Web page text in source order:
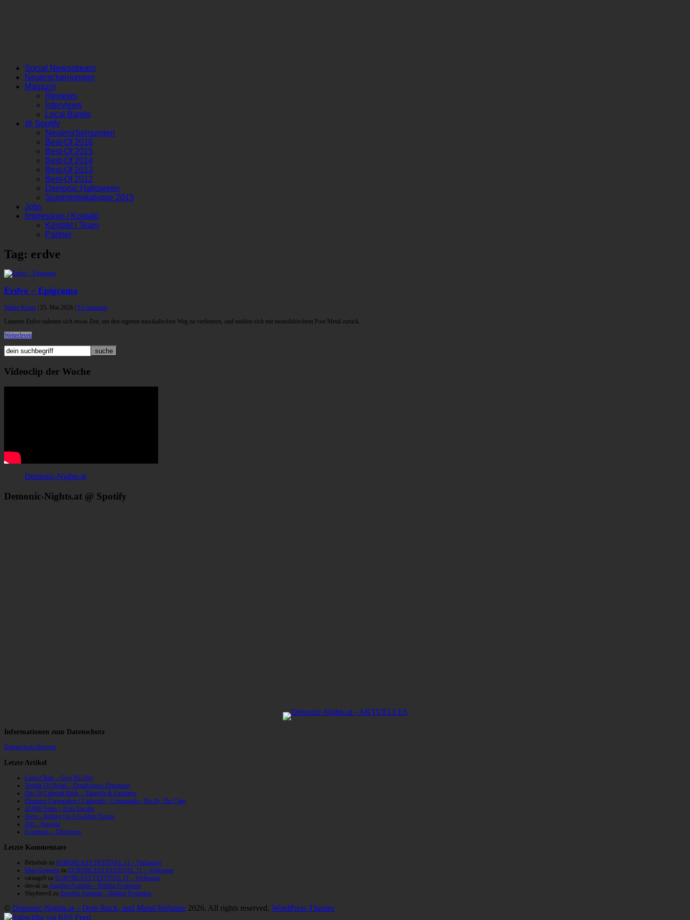
Social Newsstream
Neuerscheinungen
Magazin
Reviews
Interviews
Local Bands
@ Spotify
Neuerscheinungen
Best-Of 2016
Best-Of 2015
Best-Of 2014
Best-Of 2013
Best-Of 2012
Demonic Halloween
Summerpokalypse 2015
Jobs
Impressum / Kontakt
Kontakt / Team
Partner
Tag: erdve
Erdve – Epigrama
Walter Kraus 25. Mai 2026 0 Comments
Litauens Erdve nahmen sich etwas Zeit, um den eigenen musikalischen Weg zu verfeinern, und melden sich mit monolithischem Post Metal zurück.
Weiterlesen
Videoclip der Woche
Demonic-Nights.at
Demonic-Nights.at @ Spotify
Informationen zum Datenschutz
Datenschutz-Hinweis
Letzte Artikel
Cancer Bats – Give Me Dirt
Temple Of Dread – Dreadspawn Dominion
Din Of Celestial Birds – Takeoffs & Landings
Phantom Corporation / Catbreath – Commando / Die By The Claw
10,000 Years – Esox Lucifer
Zerre – Rotting On A Golden Throne
Allt – Ataraxia
Knumears – Directions
Letzte Kommentare
Belzebub zu EUROBLAST FESTIVAL 11 – Verlosung
Max Gregorio zu EUROBLAST FESTIVAL 11 – Verlosung
carnage9 zu EUROBLAST FESTIVAL 11 – Verlosung
dawak zu Angelus Apatrida – Hidden Evolution
Slaytheevil zu Angelus Apatrida – Hidden Evolution
© Demonic-Nights.at – Dein Rock- und Metal-Webzine 2026. All rights reserved. WordPress Themes